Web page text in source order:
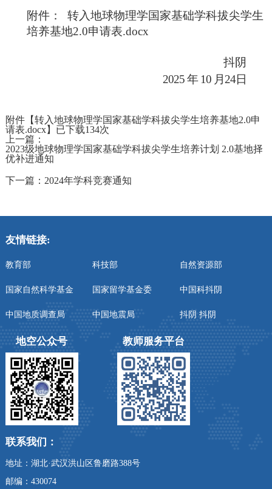
附件：
转入地球物理学国家基础学科拔尖学生
培养基地2.0申请表.docx
抖阴
2025年 10 月24日
附件【转入地球物理学国家基础学科拔尖学生培养基地2.0申
请表.docx】已下载134次
上一篇：
2023级地球物理学国家基础学科拔尖学生培养计划 2.0基地择
优补进通知
下一篇： 2024年学科竞赛通知
友情链接:
教育部 科技部 自然资源部
国家自然科学基金 国家留学基金委 中国科抖阴
中国地质调查局 中国地震局 抖阴 抖阴
地空公众号 教师服务平台
联系我们：
地址：湖北·武汉洪山区鲁磨路388号
邮编：430074